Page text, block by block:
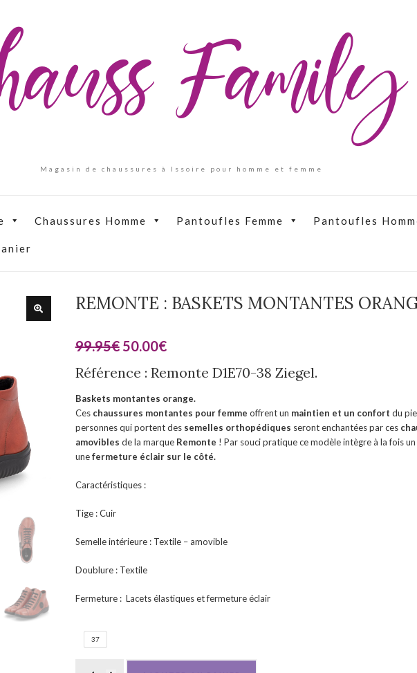
Family
Magasin de chaussures à Issoire pour homme et femme
Chaussures Homme Pantoufles Femme Pantoufles
REMONTE : BASKETS MONTANTES
99.95€ 50.00€
Référence : Remonte D1E70-38 Ziegel.
Baskets montantes orange.
Ces chaussures montantes pour femme offrent un maintien et un confort du
personnes qui portent des semelles orthopédiques seront enchantées par ces
amovibles de la marqueRemonte ! Par souci pratique ce modèle intègre à la fois
unefermeture éclair sur le côté.
Caractéristiques :
Tige : Cuir
Semelle intérieure : Textile – amovible
Doublure : Textile
Fermeture : Lacets élastiques et fermeture éclair
37